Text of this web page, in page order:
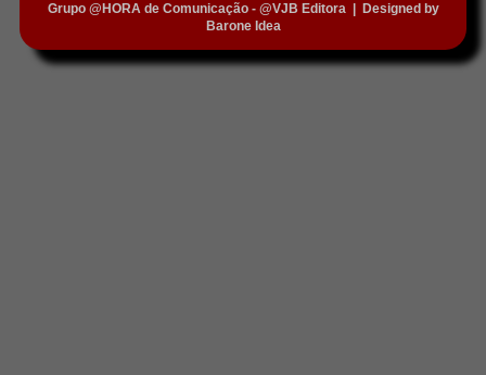
Grupo @HORA de Comunicação - @VJB Editora|
Designed by
Barone Idea